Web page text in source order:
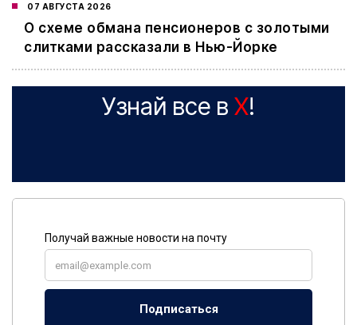
07 АВГУСТА 2026
О схеме обмана пенсионеров с золотыми
слитками рассказали в Нью-Йорке
Узнай все в X!